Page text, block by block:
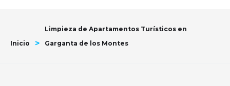
Inicio >
Limpieza de Apartamentos Turísticos en
Garganta de los Montes